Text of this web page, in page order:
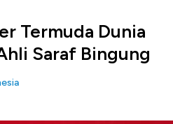
Termuda Dunia
Saraf Bingung